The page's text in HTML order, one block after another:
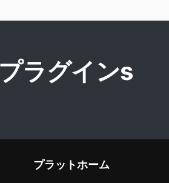
ラグインs
プラットホーム